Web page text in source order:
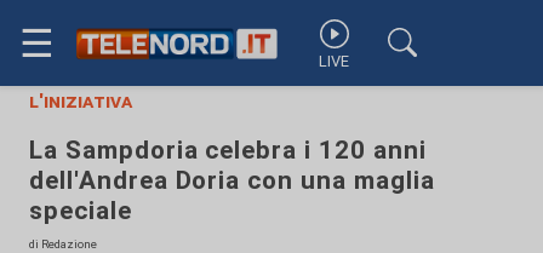
☰ LIVE
l'iniziativa
La Sampdoria celebra i 120 anni
dell'Andrea Doria con una maglia
speciale
di Redazione